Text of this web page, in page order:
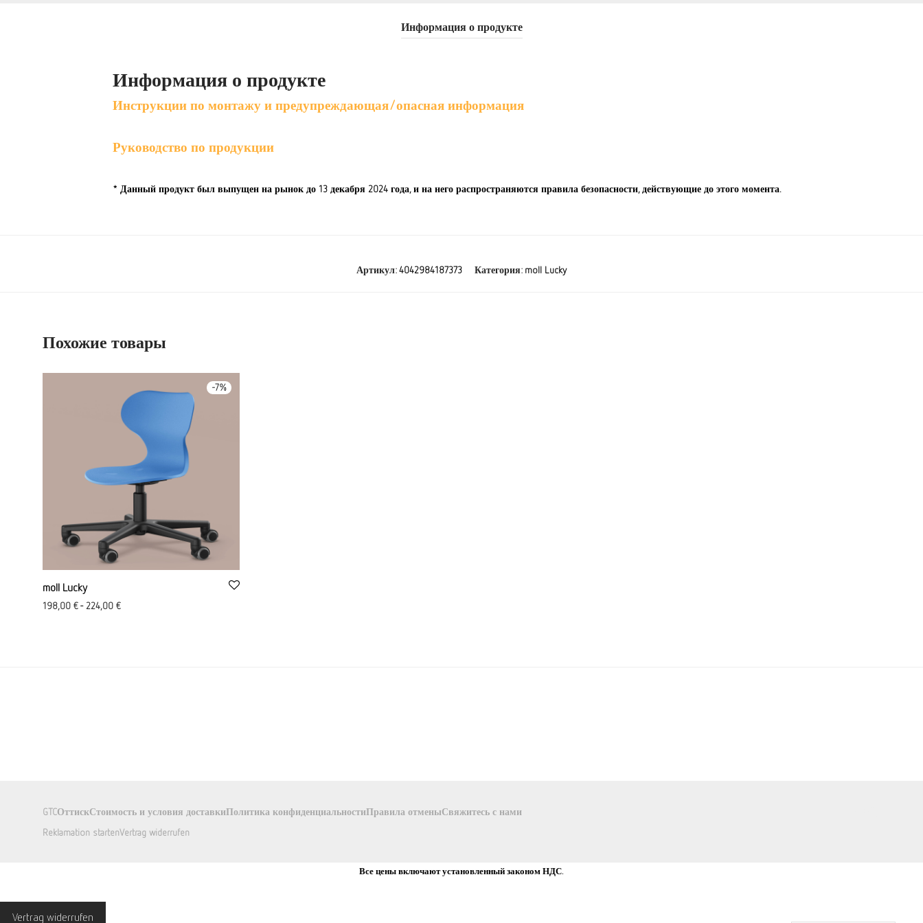
Информация о продукте
Информация о продукте
Инструкции по монтажу и предупреждающая/опасная информация
Руководство по продукции
* Данный продукт был выпущен на рынок до 13 декабря 2024 года, и на него распространяются правила безопасности, действующие до этого момента.
Артикул:4042984187373 Категория: moll Lucky
Похожие товары
-7%
moll Lucky
198,00 €- 224,00 €
GTCОттискСтоимость и условия доставкиПолитика конфиденциальностиПравила отменыСвяжитесь с нами
Reklamation startenVertrag widerrufen
Все цены включают установленный законом НДС.
Vertrag widerrufen